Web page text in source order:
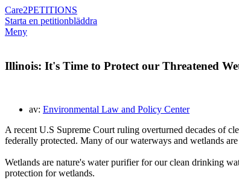
Care2PETITIONS
Starta en petitionbläddra
Meny
Illinois: It's Time to Protect our Threatened
av: Environmental Law and Policy Center
A recent U.S Supreme Court ruling overturned decades of
federally protected. Many of our waterways and wetlands
Wetlands are nature's water purifier for our clean drinking
protection for wetlands.